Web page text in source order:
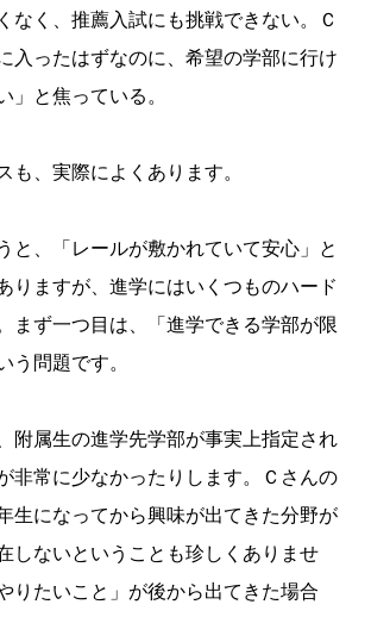
なく、推薦入試にも挑戦できない。Ｃ
入ったはずなのに、希望の学部に行け
」と焦っている。
も、実際によくあります。
と、「レールが敷かれていて安心」と
りますが、進学にはいくつものハード
まず一つ目は、「進学できる学部が限
う問題です。
附属生の進学先学部が事実上指定され
非常に少なかったりします。Ｃさんの
生になってから興味が出てきた分野が
しないということも珍しくありませ
りたいこと」が後から出てきた場合